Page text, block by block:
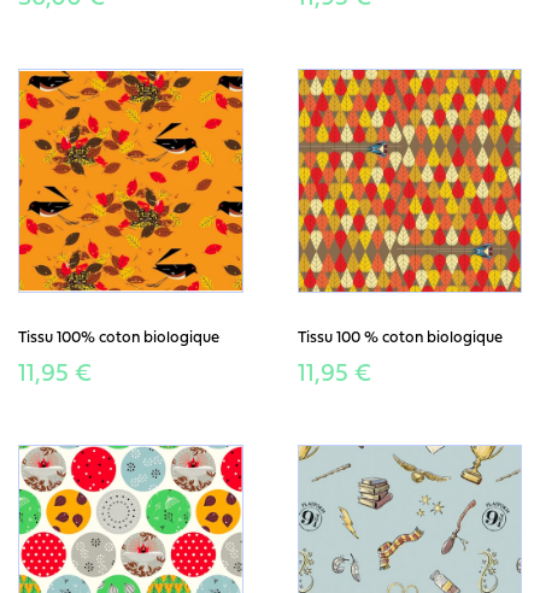
Tissu 100% coton biologique
11,95 €
Tissu 100 % coton biologique
11,95 €